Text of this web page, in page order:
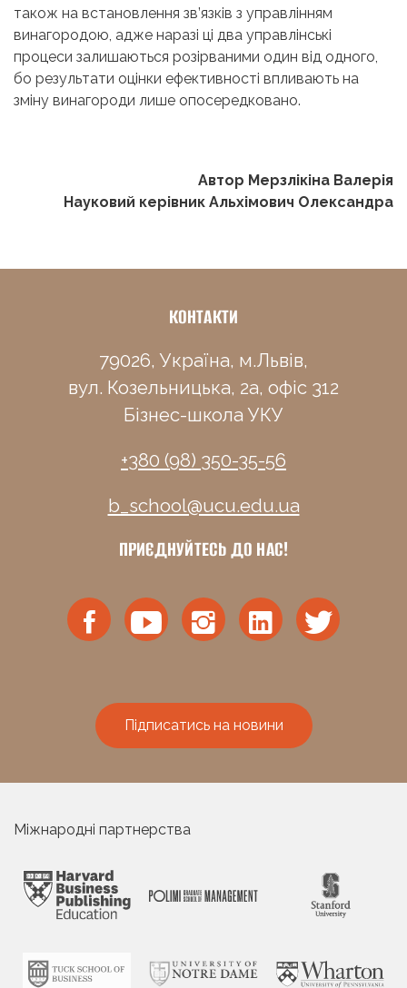
також на встановлення зв’язків з управлінням
винагородою, адже наразі ці два управлінські
процеси залишаються розірваними один від одного,
бо результати оцінки ефективності впливають на
зміну винагороди лише опосередковано.
Автор Мерзлікіна Валерія
Науковий керівник Альхімович Олександра
КОНТАКТИ
79026, Україна, м.Львів,
вул. Козельницька, 2а, офіс 312
Бізнес-школа УКУ
+380 (98) 350-35-56
b_school@ucu.edu.ua
ПРИЄДНУЙТЕСЬ ДО НАС!
Підписатись на новини
Міжнародні партнерства